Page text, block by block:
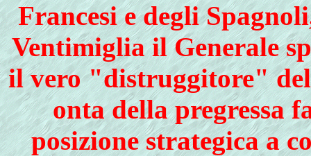
Francesi e degli
Ventimiglia il Generale
il vero "distruggitore"
onta della pregressa
posizione strategica a